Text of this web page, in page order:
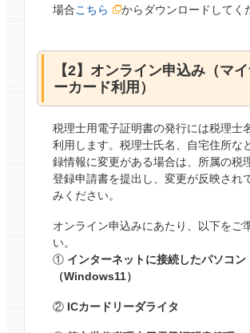
場合こちら からダウンロードしてく
【2】オンライン申込み（マ
ーカード利用）
税理士用電子証明書の発行には税理士
利用します。税理士氏名、自宅住所な
録情報に変更がある場合は、所属の税
登録申請書を提出し、変更が反映され
みください。
オンライン申込みにあたり、以下をご
い。
① インターネットに接続したパソコン
（Windows11）
② ICカードリーダライタ